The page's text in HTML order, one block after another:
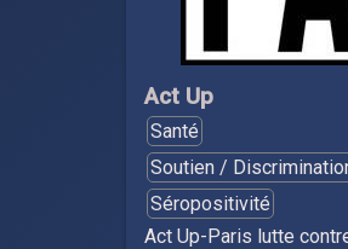
Act Up
Santé
Soutien /
Séropositivité
Act Up-Paris lutte